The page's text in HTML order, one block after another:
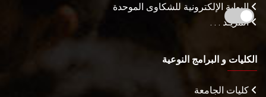
البوابة الإلكترونية للشكاوى الموحدة
المزيـد . . .
الكليات و البرامج النوعية
كليات الجامعة